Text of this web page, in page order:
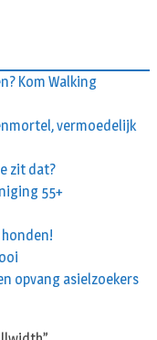
Kom Walking
vermoedelijk
zit dat?
55+
opvang asielzoekers